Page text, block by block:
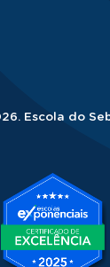
Escola do